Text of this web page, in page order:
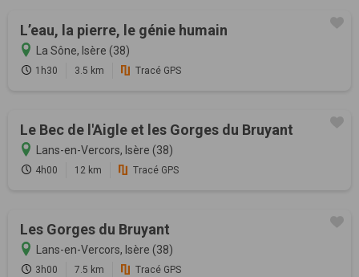
L’eau, la pierre, le génie humain
La Sône, Isère (38)
1h30 3.5 km Tracé GPS
Le Bec de l'Aigle et les Gorges du Bruyant
Lans-en-Vercors, Isère (38)
4h00 12 km Tracé GPS
Les Gorges du Bruyant
Lans-en-Vercors, Isère (38)
3h00 7.5 km Tracé GPS